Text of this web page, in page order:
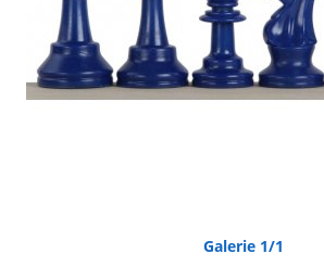
Galerie 1/1